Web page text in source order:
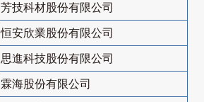
芳技科材股份有限公司
恒安欣業股份有限公司
思進科技股份有限公司
霖海股份有限公司